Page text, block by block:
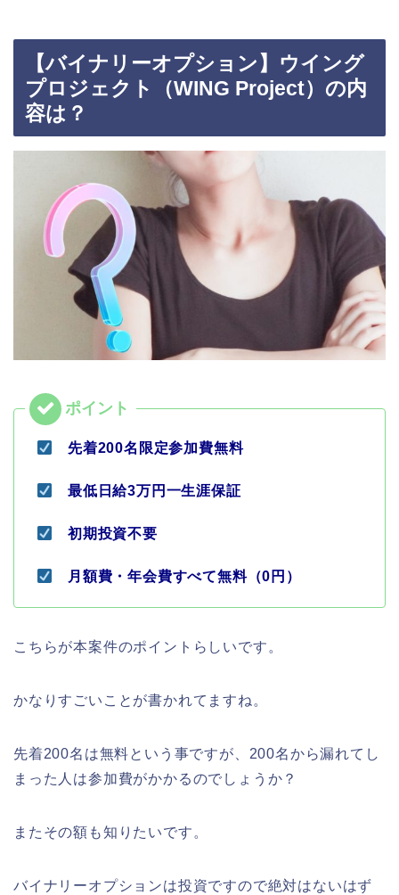
【バイナリーオプション】ウイング
プロジェクト（WING Project）の内
容は？
先着200名限定参加費無料
最低日給3万円一生涯保証
初期投資不要
月額費・年会費すべて無料（0円）
こちらが本案件のポイントらしいです。
かなりすごいことが書かれてますね。
先着200名は無料という事ですが、200名から漏れてし
まった人は参加費がかかるのでしょうか？
またその額も知りたいです。
バイナリーオプションは投資ですので絶対はないはず